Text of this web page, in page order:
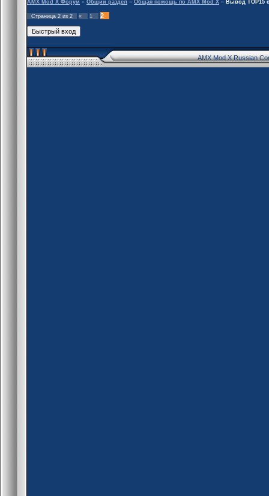
AMX Mod X Форум » Общий раздел » Общая помощь по AMX Mod X » Вывод TOP15
Страница 2 из 2 « 1 2
AMX Mod X Russian